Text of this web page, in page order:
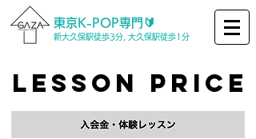
東京K-POP専門🔰
新大久保駅徒歩3分, 大久保駅徒歩1分
lesson PRICE